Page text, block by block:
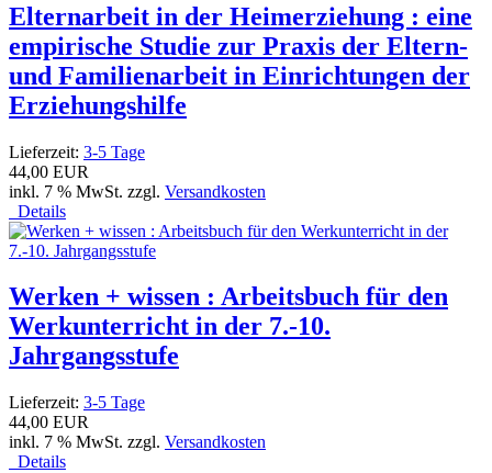
Elternarbeit in der Heimerziehung : eine
empirische Studie zur Praxis der Eltern-
und Familienarbeit in Einrichtungen der
Erziehungshilfe
Lieferzeit: 3-5 Tage
44,00 EUR
inkl. 7 % MwSt. zzgl. Versandkosten
Details
Werken + wissen : Arbeitsbuch für den
Werkunterricht in der 7.-10.
Jahrgangsstufe
Lieferzeit: 3-5 Tage
44,00 EUR
inkl. 7 % MwSt. zzgl. Versandkosten
Details